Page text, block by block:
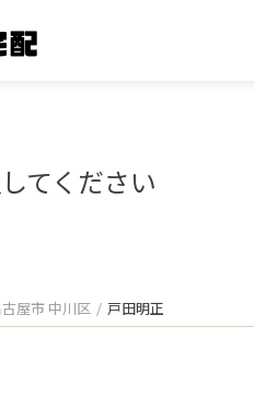
てください
屋市 中川区 戸田明正